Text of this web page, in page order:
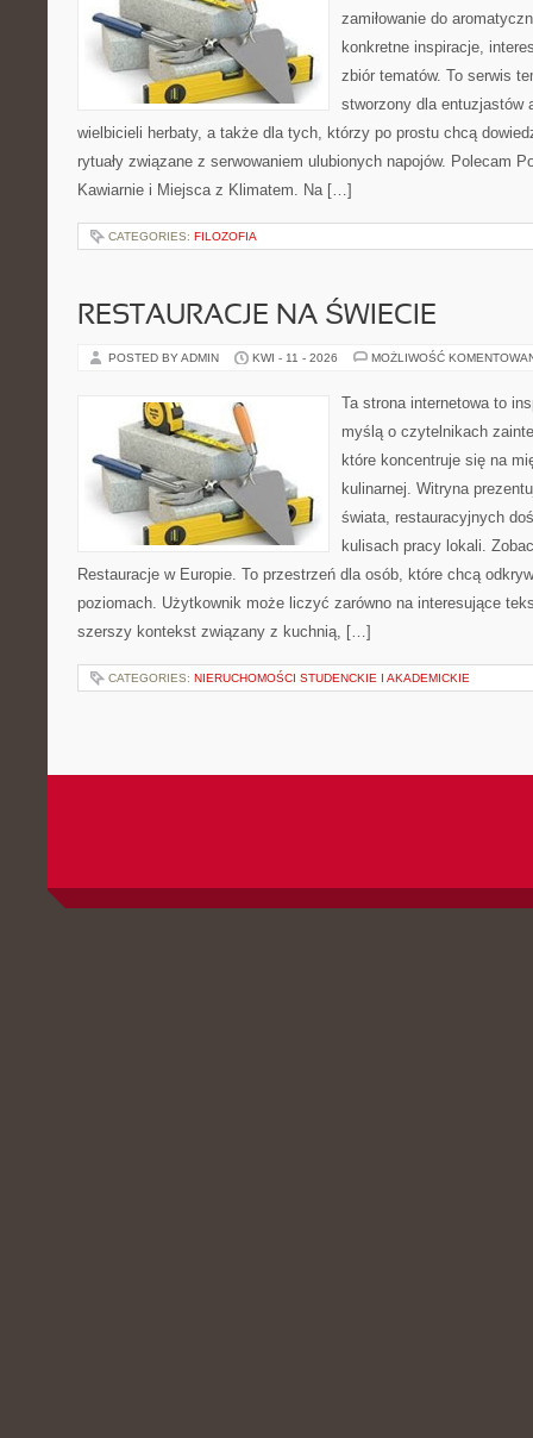
zamiłowanie do
konkretne inspiracje,
zbiór tematów. To serwis
stworzony dla entuzjastów
wielbicieli herbaty, a także dla tych, którzy po prostu chcą
rytuały związane z serwowaniem ulubionych napojów. Polecam
Kawiarnie i Miejsca z Klimatem. Na […]
CATEGORIES: FILOZOFIA
RESTAURACJE NA ŚWIECIE
POSTED BY ADMIN KWI - 11 - 2026 MOŻLIWOŚĆ
Ta strona internetowa to
myślą o czytelnikach
które koncentruje się na
kulinarnej. Witryna
świata, restauracyjnych
kulisach pracy lokali.
Restauracje w Europie. To przestrzeń dla osób, które chcą
poziomach. Użytkownik może liczyć zarówno na interesujące
szerszy kontekst związany z kuchnią, […]
CATEGORIES: NIERUCHOMOŚCI STUDENCKIE I AKADEMICKIE